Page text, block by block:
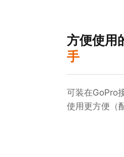
方便使用
手
可装在GoPro
使用更方便（